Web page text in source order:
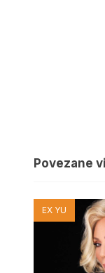
Povezane
EX YU